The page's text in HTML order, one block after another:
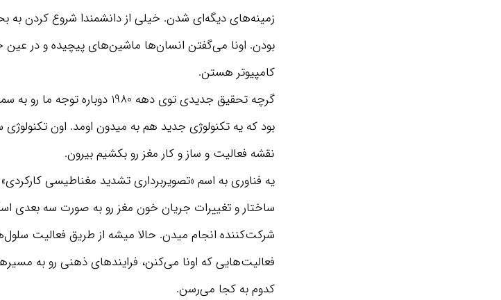
زمینه‌های دیگه‌ای شدن. خیلی از دانشمندا شروع کردن به
بودن. اونا می‌گفتن انسان‌ها ماشین‌های پیچیده و در
کامپیوتر هستن.
گرچه تحقیق جدیدی توی دهه 1980
بود که یه تکنولوژی جدید هم به میدون اومد. اون تکنولوژی
نقشه فعالیت و ساز و کار مغز رو بکشیم بیرون.
یه فناوری به اسم «تصویربرداری تشدید مغناطیسی
ساختار و تغییرات جریان خون مغز رو به صورت سه بعدی
شرکت‌کننده انجام میدن. حالا میشه از طریق فعالیت
فعالیت‌هایی که اونا می‌کنن، فرایندهای ذهنی رو به
کدوم به کجا می‌رسن.